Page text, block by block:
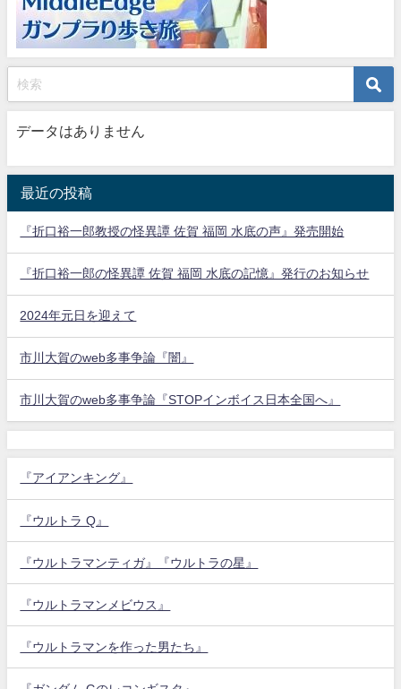
データはありません
最近の投稿
『折口裕一郎教授の怪異譚 佐賀 福岡 水底の声』発売開始
『折口裕一郎の怪異譚 佐賀 福岡 水底の記憶』発行のお知らせ
2024年元日を迎えて
市川大賀のweb多事争論『闇』
市川大賀のweb多事争論『STOPインボイス日本全国へ』
『アイアンキング』
『ウルトラ Q』
『ウルトラマンティガ』『ウルトラの星』
『ウルトラマンメビウス』
『ウルトラマンを作った男たち』